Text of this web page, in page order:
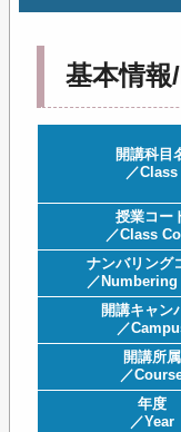
基本情
開講科目
／Class
授業コー
／Class
ナンバリング
／Numbering
開講キャン
／
開講所属
／
年度
／Year